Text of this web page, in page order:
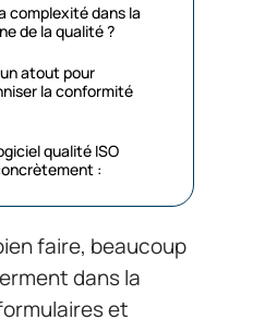
complexité dans la
de la qualité ?
atout pour
la conformité
qualité ISO
:
faire, beaucoup
dans la
et